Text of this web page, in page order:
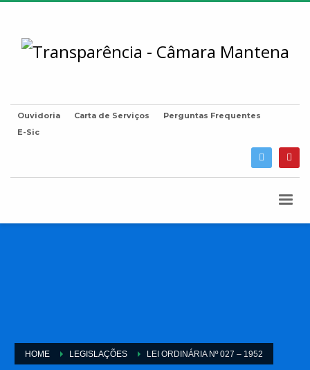
Ouvidoria Carta de Serviços
Perguntas Frequentes
E-Sic
HOME LEGISLAÇÕES LEI ORDINÁRIA Nº 027 – 1952